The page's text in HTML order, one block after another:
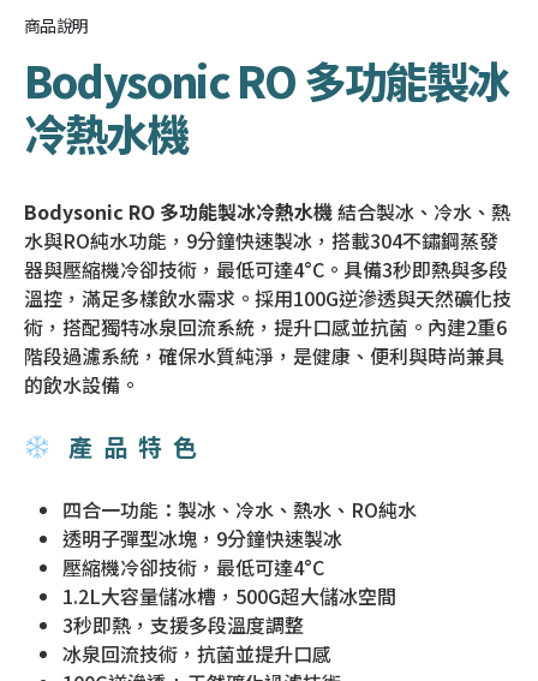
商品說明
Bodysonic RO 多功能製冰
冷熱水機
Bodysonic RO 多功能製冰冷熱水機結合製冰、冷水、熱
水與RO純水功能，9分鐘快速製冰，搭載304不鏽鋼蒸發
器與壓縮機冷卻技術，最低可達4°C。具備3秒即熱與多段
溫控，滿足多樣飲水需求。採用100G逆滲透與天然礦化技
術，搭配獨特冰泉回流系統，提升口感並抗菌。內建2重6
階段過濾系統，確保水質純淨，是健康、便利與時尚兼具
的飲水設備。
產品特色
四合一功能：製冰、冷水、熱水、RO純水
透明子彈型冰塊，9分鐘快速製冰
壓縮機冷卻技術，最低可達4°C
1.2L大容量儲冰槽，500G超大儲冰空間
3秒即熱，支援多段溫度調整
冰泉回流技術，抗菌並提升口感